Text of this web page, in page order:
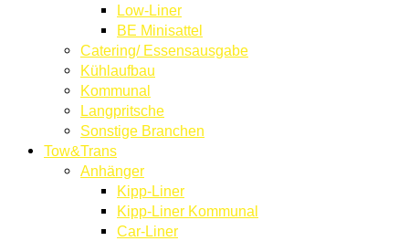
Low-Liner
BE Minisattel
Catering/ Essensausgabe
Kühlaufbau
Kommunal
Langpritsche
Sonstige Branchen
Tow&Trans
Anhänger
Kipp-Liner
Kipp-Liner Kommunal
Car-Liner